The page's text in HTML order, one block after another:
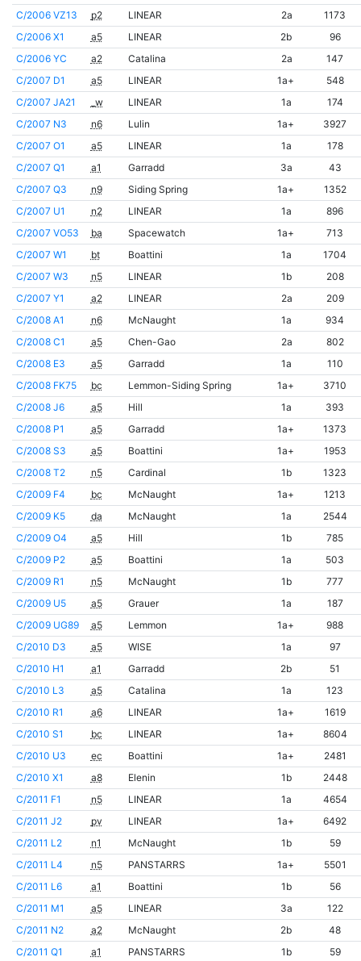
C/2006 VZ13
p2 LINEAR 2a
1173
C/2006 X1
a5 LINEAR 2b
96
C/2006 YC
a2 Catalina 2a
147
C/2007 D1
a5 LINEAR 1a+
548
C/2007 JA21
_w LINEAR 1a
174
C/2007 N3
n6 Lulin 1a+
3927
C/2007 O1
a5 LINEAR 1a
178
C/2007 Q1
a1 Garradd 3a
43
C/2007 Q3
n9 Siding Spring 1a+
1352
C/2007 U1
n2 LINEAR 1a
896
C/2007 VO53
ba Spacewatch 1a+
713
C/2007 W1
bt Boattini 1a
1704
C/2007 W3
n5 LINEAR 1b
208
C/2007 Y1
a2 LINEAR 2a
209
C/2008 A1
n6 McNaught 1a
934
C/2008 C1
a5 Chen-Gao 2a
802
C/2008 E3
a5 Garradd 1a
110
C/2008 FK75
bc Lemmon-Siding Spring 1a+
3710
C/2008 J6
a5 Hill 1a
393
C/2008 P1
a5 Garradd 1a+
1373
C/2008 S3
a5 Boattini 1a+
1953
C/2008 T2
n5 Cardinal 1b
1323
C/2009 F4
bc McNaught 1a+
1213
C/2009 K5
da McNaught 1a
2544
C/2009 O4
a5 Hill 1b
785
C/2009 P2
a5 Boattini 1a
503
C/2009 R1
n5 McNaught 1b
777
C/2009 U5
a5 Grauer 1a
187
C/2009 UG89
a5 Lemmon 1a+
988
C/2010 D3
a5 WISE 1a
97
C/2010 H1
a1 Garradd 2b
51
C/2010 L3
a5 Catalina 1a
123
C/2010 R1
a6 LINEAR 1a+
1619
C/2010 S1
bc LINEAR 1a+
8604
C/2010 U3
ec Boattini 1a+
2481
C/2010 X1
a8 Elenin 1b
2448
C/2011 F1
n5 LINEAR 1a
4654
C/2011 J2
pv LINEAR 1a+
6492
C/2011 L2
n1 McNaught 1b
59
C/2011 L4
n5 PANSTARRS 1a+
5501
C/2011 L6
a1 Boattini 1b
56
C/2011 M1
a5 LINEAR 3a
122
C/2011 N2
a2 McNaught 2b
48
C/2011 Q1
a1 PANSTARRS 1b
59